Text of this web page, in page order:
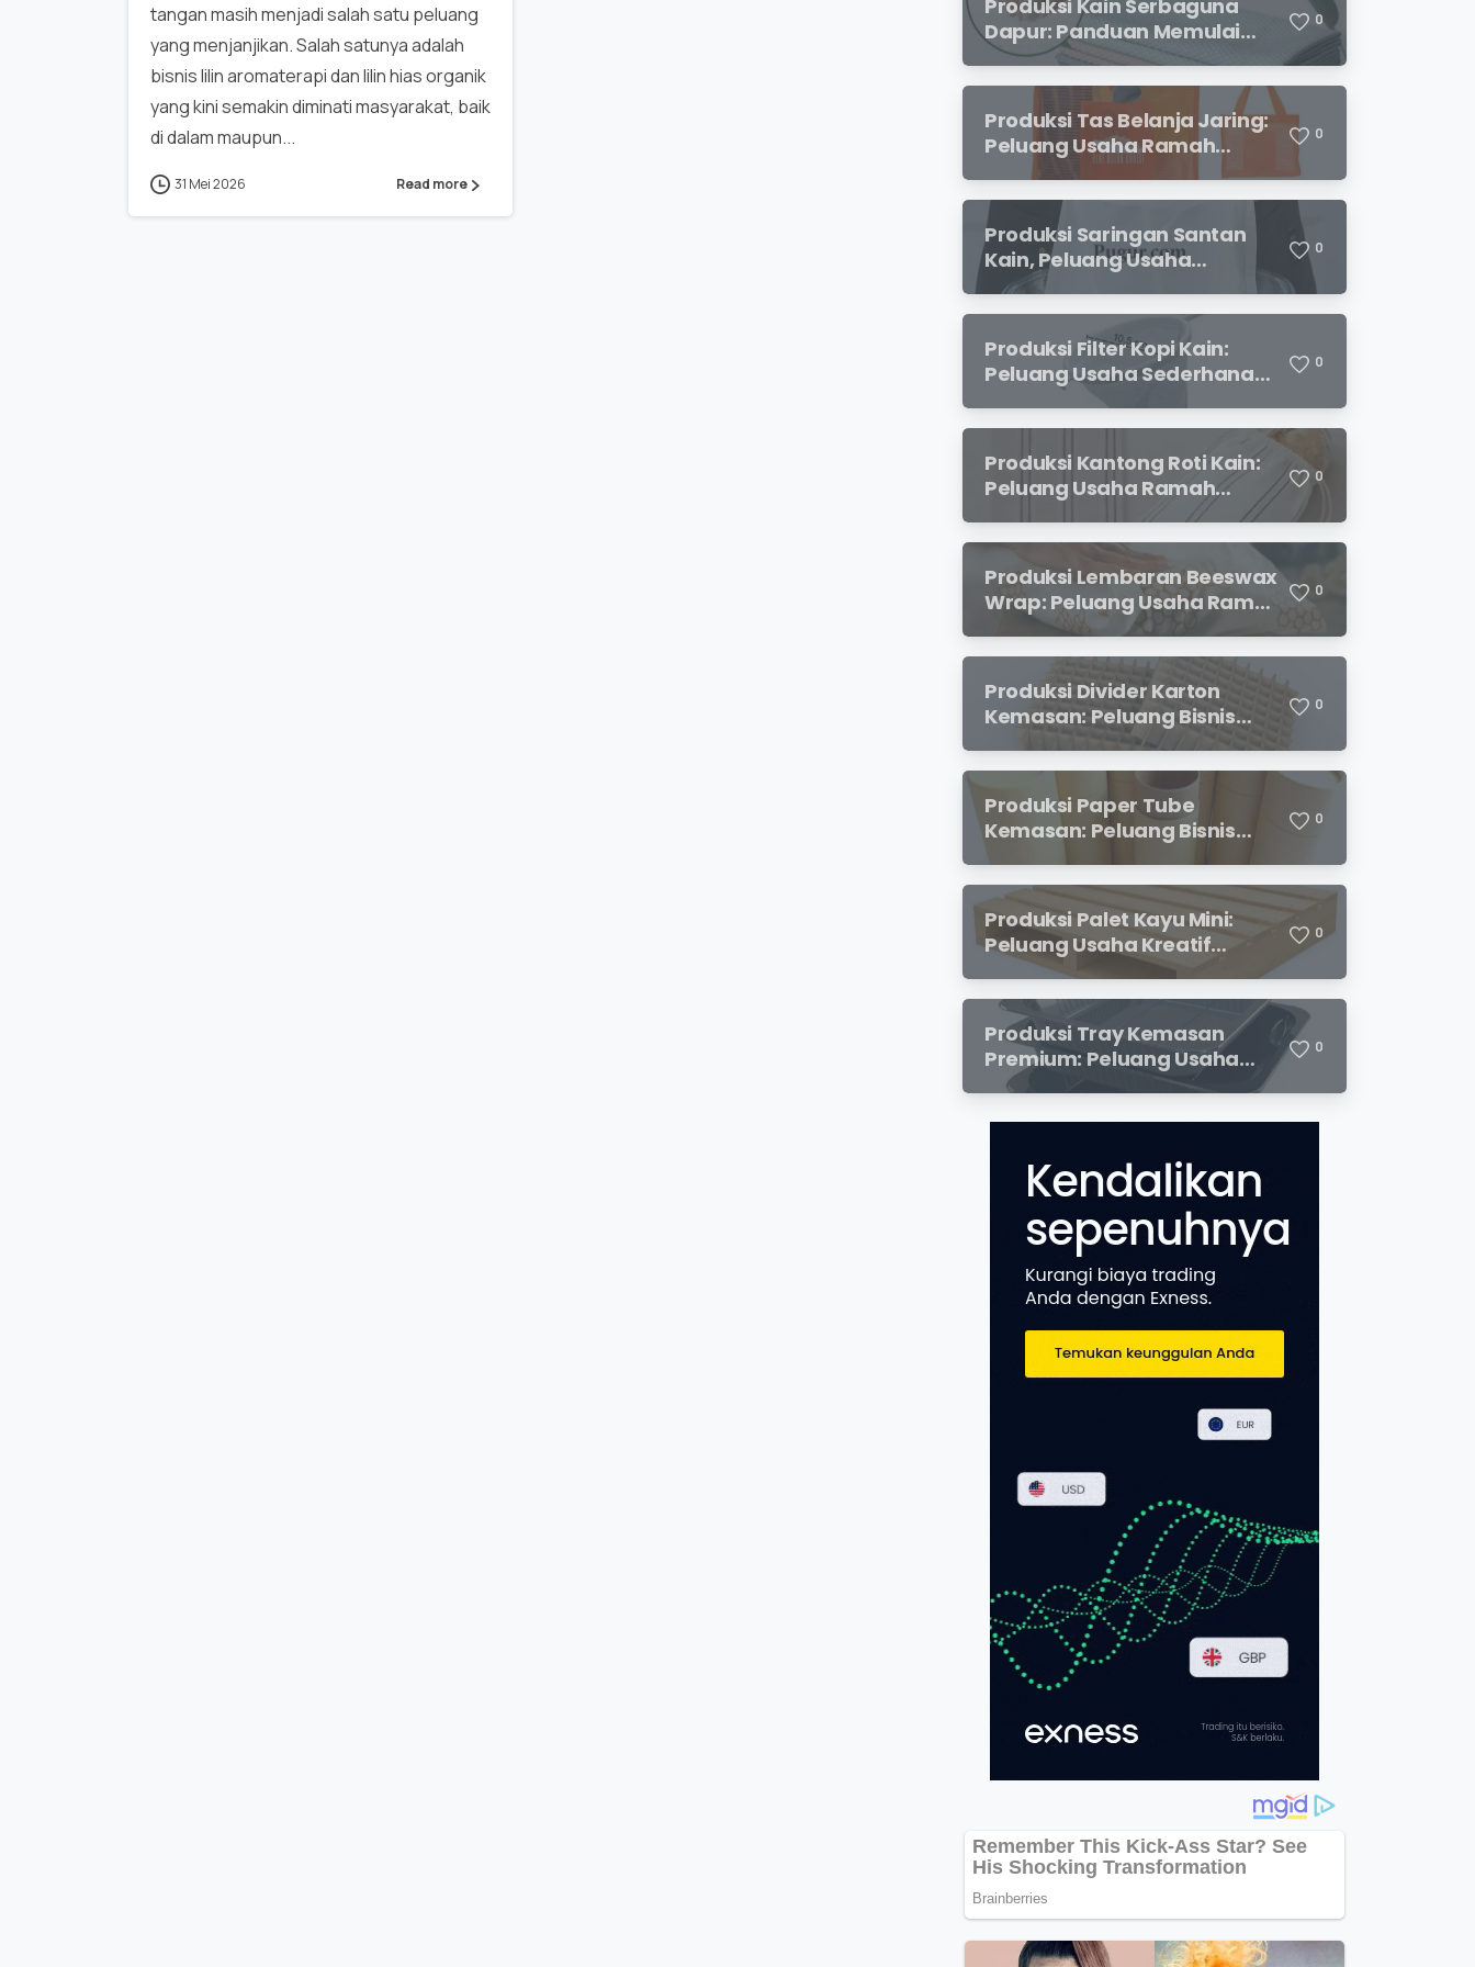
tangan masih menjadi salah satu peluang
yang menjanjikan. Salah satunya adalah
bisnis lilin aromaterapi dan lilin hias organik
yang kini semakin diminati masyarakat, baik
di dalam maupun...
31 Mei 2026 Read more
Produksi Kain Serbaguna
Dapur: Panduan Memulai
Usaha yang Menjanjikan
untuk Pebisnis Pemula
0
Produksi Tas Belanja Jaring:
Peluang Usaha Ramah
Lingkungan yang
Menjanjikan
0
Produksi Saringan Santan
Kain, Peluang Usaha
Sederhana dengan
Permintaan yang Terus
Meningkat
0
Produksi Filter Kopi Kain:
Peluang Usaha Sederhana
yang Semakin Diminati
Pecinta Kopi
0
Produksi Kantong Roti Kain:
Peluang Usaha Ramah
Lingkungan dengan Prospek
Menjanjikan
0
Produksi Lembaran Beeswax
Wrap: Peluang Usaha Ramah
Lingkungan yang
Menjanjikan
0
Produksi Divider Karton
Kemasan: Peluang Bisnis
Menjanjikan dengan
Permintaan yang Terus
Meningkat
0
Produksi Paper Tube
Kemasan: Peluang Bisnis
Prospek Cerah
0
Produksi Palet Kayu Mini:
Peluang Usaha Kreatif
dengan Modal Terjangkau
dan Potensi Keuntungan
Menjanjikan
0
Produksi Tray Kemasan
Premium: Peluang Usaha
Menjanjikan di Industri
0